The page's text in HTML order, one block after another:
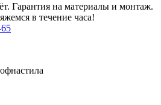
Гарантия на материалы и монтаж.
в течение часа!